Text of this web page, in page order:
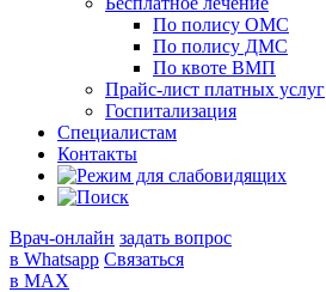
По полису ОМС
По полису ДМС
По квоте ВМП
Прайс-лист платных услуг
Госпитализация
Специалистам
Контакты
Врач-онлайн задать вопрос
в Whatsapp Связаться
в MAX